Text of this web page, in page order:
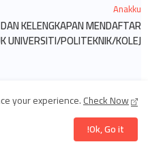
Anakku
KELENGKAPAN MENDAFTAR
UNIVERSITI/POLITEKNIK/KOLEJ
Blog Archive
your experience.Check Now
Ok, Go it!